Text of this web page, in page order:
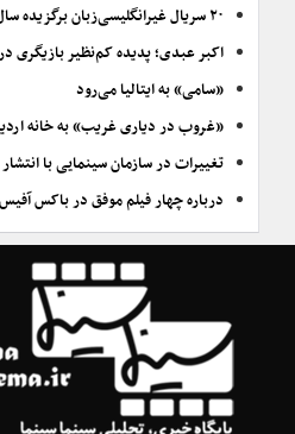
۲۰ سریال غیرانگلیسی‌زبان برگزیده سال‌های اخیر
اکبر عبدی؛ پدیده کم‌نظیر بازیگری
«سامی» به ایتالیا می‌رود
«غروب در دیاری غریب» به خانه
تغییرات در سازمان سینمایی با
درباره چهار فیلم موفق در باکس آفیس ۲۰۲۶/ نابودگران کلیشه